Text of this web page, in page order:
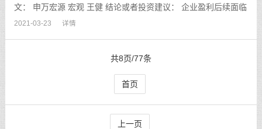
文： 申万宏源 宏观 王健 结论或者投资建议： 企业盈利后续面临
回落压力，但全年仍可实现高于名义 GDP 的增长。预计全年工
2021-03-23 详情
共8页/77条
首页
上一页